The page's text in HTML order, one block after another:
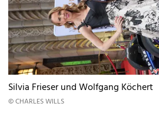
Silvia Frieser und Wolfgang Köchert
© CHARLES WILLS